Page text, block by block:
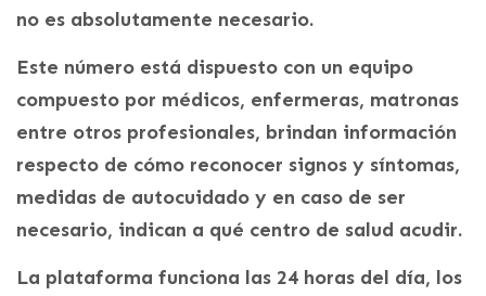
no es absolutamente necesario.
Este número está dispuesto con un equipo
compuesto por médicos, enfermeras, matronas
entre otros profesionales, brindan información
respecto de cómo reconocer signos y síntomas,
medidas de autocuidado y en caso de ser
necesario, indican a qué centro de salud acudir.
La plataforma funciona las 24 horas del día, los